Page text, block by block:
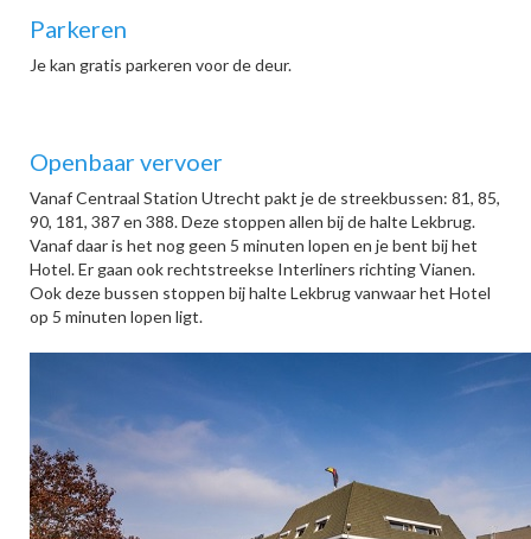
Parkeren
Je kan gratis parkeren voor de deur.
Openbaar vervoer
Vanaf Centraal Station Utrecht pakt je de streekbussen: 81, 85,
90, 181, 387 en 388. Deze stoppen allen bij de halte Lekbrug.
Vanaf daar is het nog geen 5 minuten lopen en je bent bij het
Hotel. Er gaan ook rechtstreekse Interliners richting Vianen.
Ook deze bussen stoppen bij halte Lekbrug vanwaar het Hotel
op 5 minuten lopen ligt.